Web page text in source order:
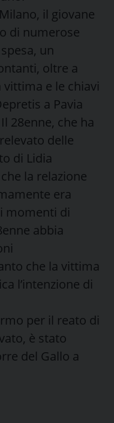
il giovane
di numerose
un
oltre a
e le chiavi
a Pavia
28enne, che ha
delle
di Lidia
la relazione
era
momenti di
abbia
che la vittima
l’intenzione di
per il reato di
è stato
del Gallo a